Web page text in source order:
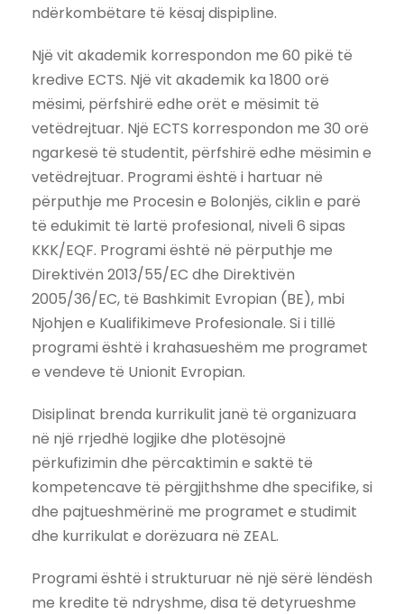
ndërkombëtare të kësaj dispipline.
Një vit akademik korrespondon me 60 pikë të
kredive ECTS. Një vit akademik ka 1800 orë
mësimi, përfshirë edhe orët e mësimit të
vetëdrejtuar. Një ECTS korrespondon me 30 orë
ngarkesë të studentit, përfshirë edhe mësimin e
vetëdrejtuar. Programi është i hartuar në
përputhje me Procesin e Bolonjës, ciklin e parë
të edukimit të lartë profesional, niveli 6 sipas
KKK/EQF. Programi është në përputhje me
Direktivën 2013/55/EC dhe Direktivën
2005/36/EC, të Bashkimit Evropian (BE), mbi
Njohjen e Kualifikimeve Profesionale. Si i tillë
programi është i krahasueshëm me programet
e vendeve të Unionit Evropian.
Disiplinat brenda kurrikulit janë të organizuara
në një rrjedhë logjike dhe plotësojnë
përkufizimin dhe përcaktimin e saktë të
kompetencave të përgjithshme dhe specifike, si
dhe pajtueshmërinë me programet e studimit
dhe kurrikulat e dorëzuara në ZEAL.
Programi është i strukturuar në një sërë lëndësh
me kredite të ndryshme, disa të detyrueshme